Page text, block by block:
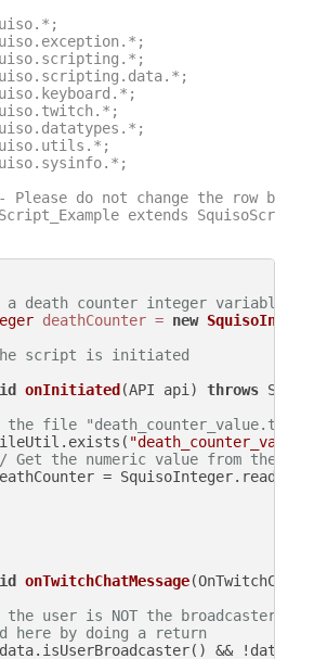
Please do not change the row
extends SquisoScript
a death counter integer variable,
deathCounter = new
script is initiated
onInitiated (API api) throws
file "death_counter_value.txt"
Get the numeric value from the
=
onTwitchChatMessage
user is NOT the broadcaster and
here by doing a return
&&